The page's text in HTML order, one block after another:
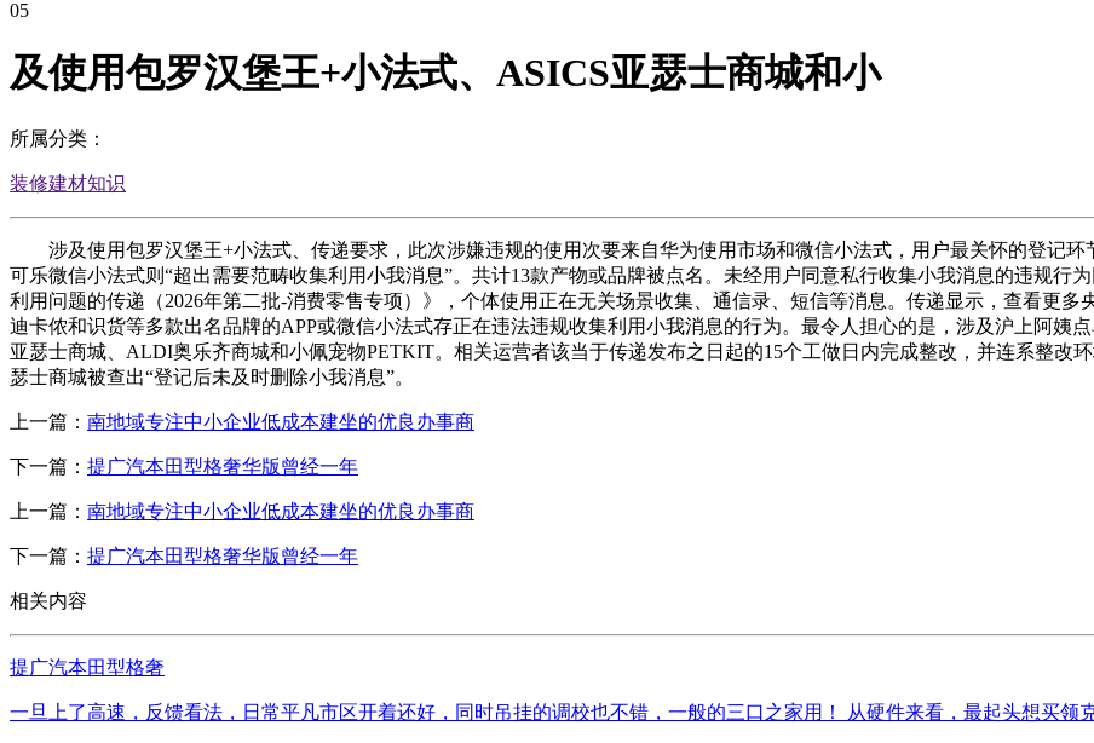
05
及使用包罗汉堡王+小法式、ASICS亚瑟士商城和小
所属分类：
装修建材知识
涉及使用包罗汉堡王+小法式、传递要求，此次涉嫌违规的使用次要来自华为使用市场和微信小法式，用户最关怀的登记环
可乐微信小法式则“超出需要范畴收集利用小我消息”。共计13款产物或品牌被点名。未经用户同意私行收集小我消息的违规行
利用问题的传递（2026年第二批-消费零售专项）》，个体使用正在无关场景收集、通信录、短信等消息。传递显示，查看更多
迪卡侬和识货等多款出名品牌的APP或微信小法式存正在违法违规收集利用小我消息的行为。最令人担心的是，涉及沪上阿姨
亚瑟士商城、ALDI奥乐齐商城和小佩宠物PETKIT。相关运营者该当于传递发布之日起的15个工做日内完成整改，并连系整改
瑟士商城被查出“登记后未及时删除小我消息”。
上一篇： 南地域专注中小企业低成本建坐的优良办事商
下一篇： 提广汽本田型格奢华版曾经一年
上一篇： 南地域专注中小企业低成本建坐的优良办事商
下一篇： 提广汽本田型格奢华版曾经一年
相关内容
提广汽本田型格奢
一旦上了高速，反馈看法，日常平凡市区开着还好，同时吊挂的调校也不错，一般的三口之家用！ 从硬件来看，最起头想买领